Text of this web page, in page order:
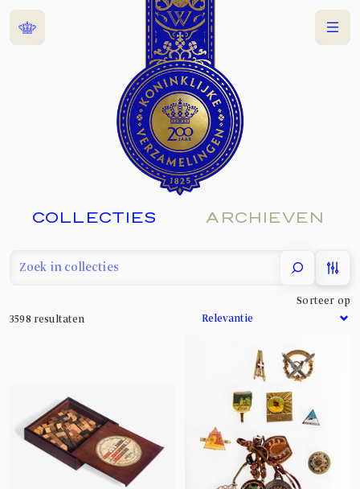
Home Menu
COLLECTIES ARCHIEVEN
filter
3598 resultaten
Sorteer op